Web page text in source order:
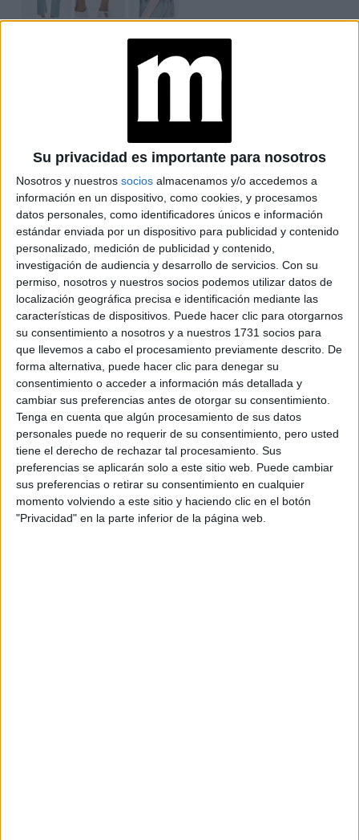
Su privacidad es importante para nosotros
Nosotros y nuestros socios almacenamos y/o accedemos a
información en un dispositivo, como cookies, y procesamos
datos personales, como identificadores únicos e información
estándar enviada por un dispositivo para publicidad y contenido
personalizado, medición de publicidad y contenido,
investigación de audiencia y desarrollo de servicios. Con su
permiso, nosotros y nuestros socios podemos utilizar datos de
localización geográfica precisa e identificación mediante las
características de dispositivos. Puede hacer clic para otorgarnos
su consentimiento a nosotros y a nuestros 1731 socios para
que llevemos a cabo el procesamiento previamente descrito. De
forma alternativa, puede hacer clic para denegar su
consentimiento o acceder a información más detallada y
cambiar sus preferencias antes de otorgar su consentimiento.
Tenga en cuenta que algún procesamiento de sus datos
personales puede no requerir de su consentimiento, pero usted
tiene el derecho de rechazar tal procesamiento. Sus
preferencias se aplicarán solo a este sitio web. Puede cambiar
sus preferencias o retirar su consentimiento en cualquier
momento volviendo a este sitio y haciendo clic en el botón
"Privacidad" en la parte inferior de la página web.
LOOKS BÁSICOS
CON JEANS ANCHOS
PARA CERRAR EL
INVIERNO 2026
CONOCÉ A ESTAS
CINCO MUJERES
LATINAS QUE
TRANSFORMAN LA
MODA DE LA
REGIÓN
CONOCÉ EL
ACCESORIO QUE
CUIDA TU PELO Y
LEVANTA TU
OUTFIT EN
INSTANTES
La actrizestuvo acompañada porsu hija, que apostó a
un look informal y casual.La joven de 17 años lució un
vestido corto azul marino de cuello redondo y lo
acompañó con un abrigo de paño en color caqui de corte
recto. Con una inspiración urbana, acompañó su outfit con
zapatillasConversenegras.